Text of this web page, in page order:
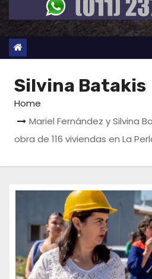
Silvina Batakis
Home
Mariel Fernández y Silvina
obra de 116 viviendas en La